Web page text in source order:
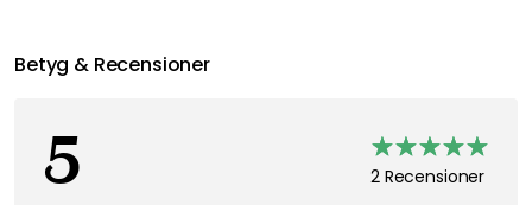
Betyg & Recensioner
5 2 Recensioner